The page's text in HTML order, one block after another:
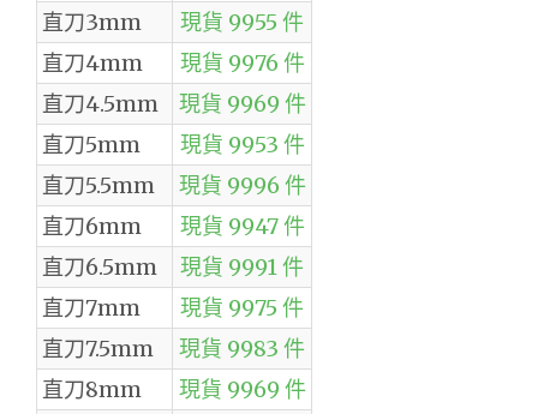
直刀3mm
現貨 9955 件
直刀4mm
現貨 9976 件
直刀4.5mm
現貨 9969 件
直刀5mm
現貨 9953 件
直刀5.5mm
現貨 9996 件
直刀6mm
現貨 9947 件
直刀6.5mm
現貨 9991 件
直刀7mm
現貨 9975 件
直刀7.5mm
現貨 9983 件
直刀8mm
現貨 9969 件